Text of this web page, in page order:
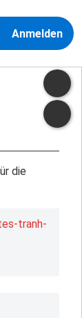
Anmelden
die
tranh-